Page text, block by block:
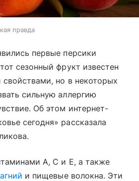
правда
первые персики
сезонный фрукт известен
но в некоторых
сильную аллергию
Об этом интернет-
сегодня» рассказала
А, С и Е, а также
и пищевые волокна. Эти